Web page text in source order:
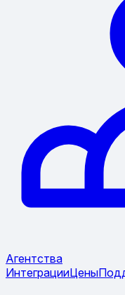
Агентства
ИнтеграцииЦены